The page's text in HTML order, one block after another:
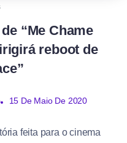
“Me Chame
reboot de
15 De Maio De 2020
feita para o cinema